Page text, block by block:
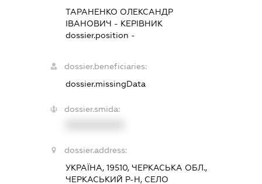
ТАРАНЕНКО ОЛЕКСАНДР
ІВАНОВИЧ - КЕРІВНИК
dossier.position -
dossier.beneficiaries:
dossier.missingData
dossier.smida:
dossier.address:
УКРАЇНА, 19510, ЧЕРКАСЬКА ОБЛ.,
ЧЕРКАСЬКИЙ Р-Н, СЕЛО